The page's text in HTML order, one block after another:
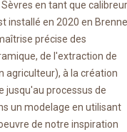
en tant que calibreur
installé en 2020 en
précise des
de l'extraction de
agriculteur), à la création
jusqu'au processus de
un modelage en utilisant
de notre inspiration